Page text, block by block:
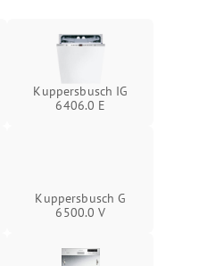
Kuppersbusch IG
6406.0 E
Kuppersbusch G
6500.0 V